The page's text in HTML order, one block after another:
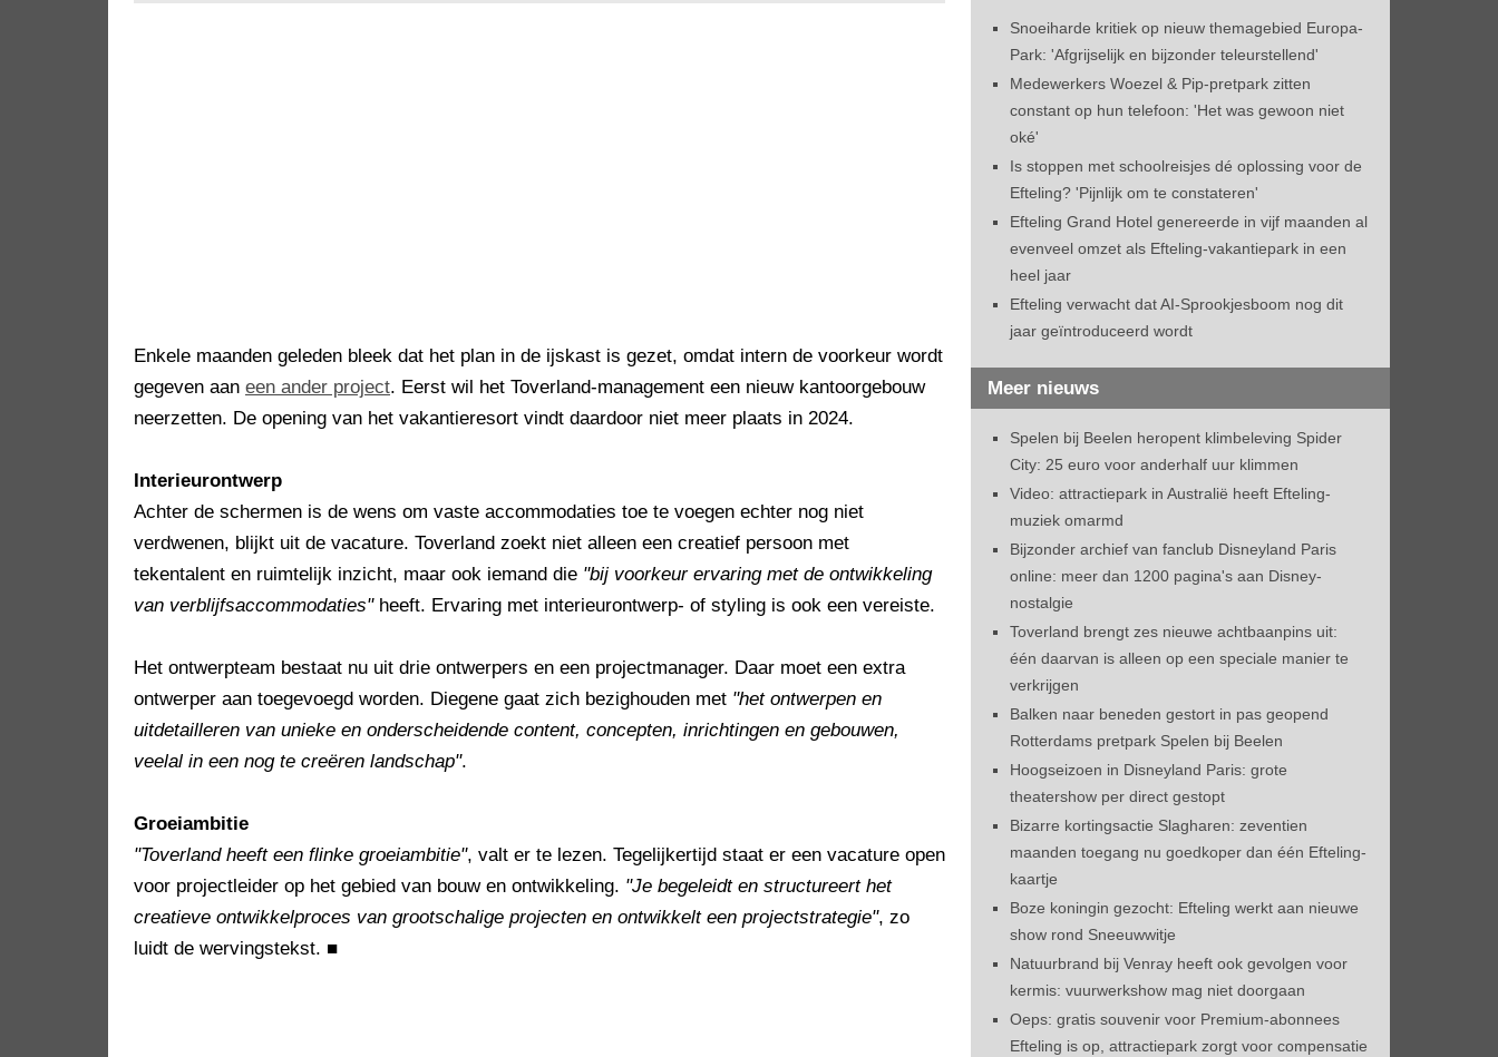
Enkele maanden geleden bleek dat het plan in de ijskast is gezet, omdat intern de voorkeur wordt
gegeven aan een ander project. Eerst wil het Toverland-management een nieuw kantoorgebouw
neerzetten. De opening van het vakantieresort vindt daardoor niet meer plaats in 2024.
Interieurontwerp
Achter de schermen is de wens om vaste accommodaties toe te voegen echter nog niet
verdwenen, blijkt uit de vacature. Toverland zoekt niet alleen een creatief persoon met
tekentalent en ruimtelijk inzicht, maar ook iemand die "bij voorkeur ervaring met de ontwikkeling
van verblijfsaccommodaties"heeft. Ervaring met interieurontwerp- of styling is ook een vereiste.
Het ontwerpteam bestaat nu uit drie ontwerpers en een projectmanager. Daar moet een extra
ontwerper aan toegevoegd worden. Diegene gaat zich bezighouden met "het ontwerpen en
uitdetailleren van unieke en onderscheidende content, concepten, inrichtingen en gebouwen,
veelal in een nog te creëren landschap".
Groeiambitie
"Toverland heeft een flinke groeiambitie", valt er te lezen. Tegelijkertijd staat er een vacature open
voor projectleider op het gebied van bouw en ontwikkeling. "Je begeleidt en structureert het
creatieve ontwikkelproces van grootschalige projecten en ontwikkelt een projectstrategie", zo
luidt de wervingstekst. ■
Snoeiharde kritiek op nieuw themagebied Europa-
Park: 'Afgrijselijk en bijzonder teleurstellend'
Medewerkers Woezel & Pip-pretpark zitten
constant op hun telefoon: 'Het was gewoon niet
oké'
Is stoppen met schoolreisjes dé oplossing voor de
Efteling? 'Pijnlijk om te constateren'
Efteling Grand Hotel genereerde in vijf maanden al
evenveel omzet als Efteling-vakantiepark in een
heel jaar
Efteling verwacht dat AI-Sprookjesboom nog dit
jaar geïntroduceerd wordt
Meer nieuws
Spelen bij Beelen heropent klimbeleving Spider
City: 25 euro voor anderhalf uur klimmen
Video: attractiepark in Australië heeft Efteling-
muziek omarmd
Bijzonder archief van fanclub Disneyland Paris
online: meer dan 1200 pagina's aan Disney-
nostalgie
Toverland brengt zes nieuwe achtbaanpins uit:
één daarvan is alleen op een speciale manier te
verkrijgen
Balken naar beneden gestort in pas geopend
Rotterdams pretpark Spelen bij Beelen
Hoogseizoen in Disneyland Paris: grote
theatershow per direct gestopt
Bizarre kortingsactie Slagharen: zeventien
maanden toegang nu goedkoper dan één Efteling-
kaartje
Boze koningin gezocht: Efteling werkt aan nieuwe
show rond Sneeuwwitje
Natuurbrand bij Venray heeft ook gevolgen voor
kermis: vuurwerkshow mag niet doorgaan
Oeps: gratis souvenir voor Premium-abonnees
Efteling is op, attractiepark zorgt voor compensatie